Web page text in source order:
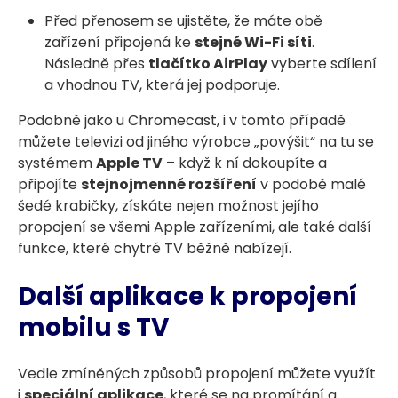
Před přenosem se ujistěte, že máte obě
zařízení připojená kestejné Wi-Fi síti.
Následně přes tlačítko AirPlayvyberte sdílení
a vhodnou TV, která jej podporuje.
Podobně jako u Chromecast, i v tomto případě
můžete televizi od jiného výrobce „povýšit“ na tu se
systémemApple TV – když k ní dokoupíte a
připojítestejnojmenné rozšíření v podobě malé
šedé krabičky, získáte nejen možnost jejího
propojení se všemi Apple zařízeními, ale také další
funkce, které chytré TV běžně nabízejí.
Další aplikace k propojení
mobilu s TV
Vedle zmíněných způsobů propojení můžete využít